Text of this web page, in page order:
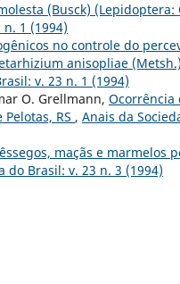
(Busck)
1 (1994)
no controle do
anisopliae
v. 23 n. 1 (1994)
O. Grellmann, Ocorrência
RS , Anais da
maçãs e marmelos
do Brasil: v. 23 n. 3 (1994)